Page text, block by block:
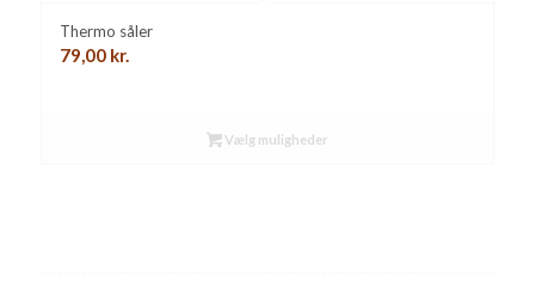
Thermo såler
79,00 kr.
Vælg muligheder